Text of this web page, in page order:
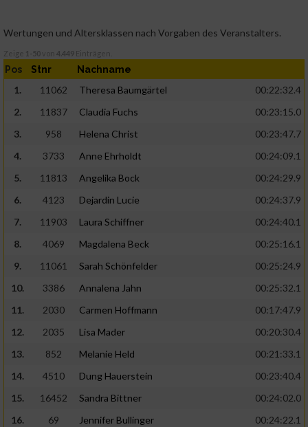
Wertungen und Altersklassen nach Vorgaben des Veranstalters.
Zeige 1-50 von 4.449 Einträgen.
Pos Stnr Nachname
1. 11062 Theresa Baumgärtel
00:22:32.4
2.
11837 Claudia Fuchs
00:23:15.0
3.
958 Helena Christ
00:23:47.7
4.
3733 Anne Ehrholdt
00:24:09.1
5.
11813 Angelika Bock
00:24:29.9
6.
4123 Dejardin Lucie
00:24:37.9
7.
11903 Laura Schiffner
00:24:40.1
8.
4069 Magdalena Beck
00:25:16.1
9.
11061 Sarah Schönfelder
00:25:24.9
10.
3386 Annalena Jahn
00:25:32.1
11.
2030 Carmen Hoffmann
00:17:47.9
12.
2035 Lisa Mader
00:20:30.4
13.
852 Melanie Held
00:21:33.1
14.
4510 Dung Hauerstein
00:23:40.4
15.
16452 Sandra Bittner
00:24:02.0
16.
69 Jennifer Bullinger
00:24:22.1